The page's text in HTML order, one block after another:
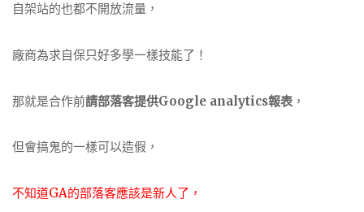
自架站的也都不開放流量，
廠商為求自保只好多學一樣技能了！
那就是合作前請部落客提供Google analytics報表 ，
但會搞鬼的一樣可以造假，
不知道GA的部落客應該是新人了，